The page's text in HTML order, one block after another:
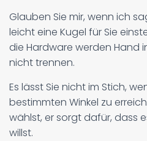
Glauben Sie mir, wenn ich
leicht eine Kugel für Sie
die Hardware werden Hand
nicht trennen.
Es lässt Sie nicht im Stich,
bestimmten Winkel zu
wählst, er sorgt dafür, dass
willst.